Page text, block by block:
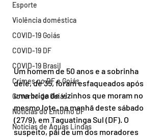
Esporte
Violência doméstica
COVID-19 Goiás
COVID-19 DF
COVID-19 Brasil
Crimes no DF e Goiás
Governo de Goiás
Notícias do Entorno DF
Notícias de Águas Lindas
Um homem de 50 anos e a sobrinha
dele, de 35, foram esfaqueados após
uma briga de vizinhos que moram no
mesmo lote, na manhã deste sábado
(27/9), em Taguatinga Sul (DF). O
suspeito, pai de um dos moradores